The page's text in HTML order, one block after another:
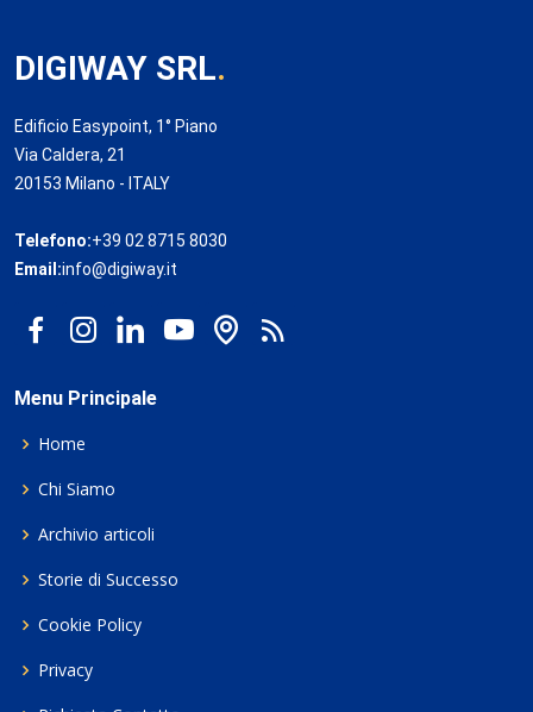
DIGIWAY SRL.
Edificio Easypoint, 1° Piano
Via Caldera, 21
20153 Milano - ITALY
Telefono:+39 02 8715 8030
Email:info@digiway.it
Menu Principale
Home
Chi Siamo
Archivio articoli
Storie di Successo
Cookie Policy
Privacy